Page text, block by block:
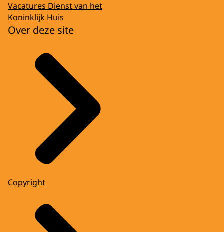
Vacatures Dienst van het
Koninklijk Huis
Over deze site
Copyright